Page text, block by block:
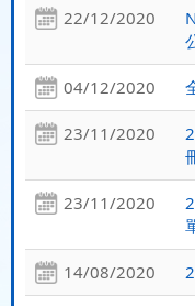
22/12/2020
04/12/2020
23/11/2020
23/11/2020
14/08/2020